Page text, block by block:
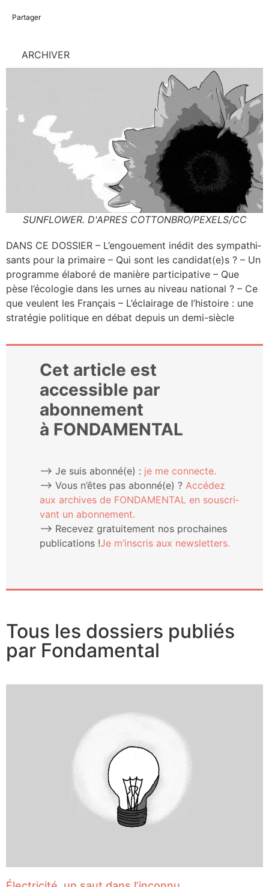
Partager
ARCHIVER
SUNFLOWER. D'APRES COTTONBRO/PEXELS/CC
DANS CE DOSSIER – L’en­goue­ment inédit des sym­pa­thi­
sants pour la pri­maire – Qui sont les candidat(e)s ? – Un
pro­gramme éla­bo­ré de manière par­ti­ci­pa­tive – Que
pèse l’é­co­lo­gie dans les urnes au niveau natio­nal ? – Ce
que veulent les Fran­çais – L’é­clai­rage de l’his­toire : une
stra­té­gie poli­tique en débat depuis un demi-siècle
Cet article est
accessible par
abonnement
à FONDAMENTAL
⟶ Je suis abonné(e) : je me connecte.
⟶ Vous n’êtes pas abonné(e) ? Accé­dez
aux archives de FONDAMENTAL en sous­cri­
vant un abonnement.
⟶ Rece­vez gra­tui­te­ment nos pro­chaines
publi­ca­tions !Je m’ins­cris aux newsletters.
Tous les dossiers publiés
par Fondamental